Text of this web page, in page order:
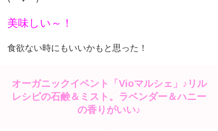
美味しい～！
食欲ない時にもいいかもと思った！
オーガニックイベント「Vioマルシェ」♪リル
レシピの石鹸＆ミスト。ラベンダー＆ハニー
の香りがいい♪